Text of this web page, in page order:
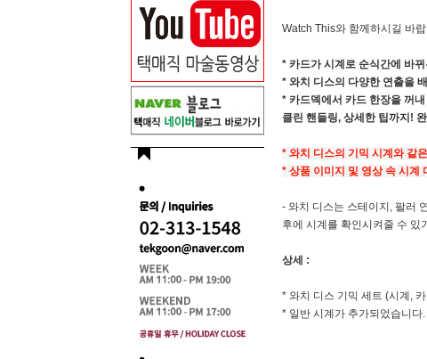
Watch This와 함께하시길 바랍
* 카드가 시계로 순식간에 바
* 와치 디스의 다양한 연출을
* 카드덱에서 카드 한장을 꺼
클린 핸들링, 상세한 팁까지!
* 와치 디스의 기믹 시계와 같
* 상품 이미지 및 영상 속 시계
- 와치 디스는 스테이지, 팔러
후에 시계를 확인시켜줄 수 있
상세 :
* 와치 디스 기믹 세트 (시계,
* 일반 시계가 추가되었습니다